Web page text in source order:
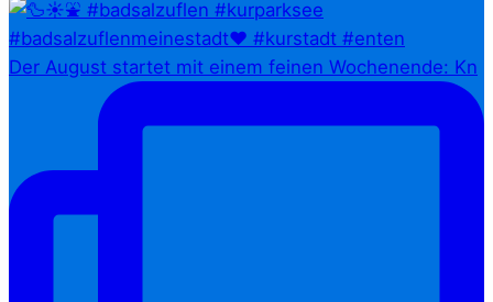
Der August startet mit einem feinen Wochenende: Kn